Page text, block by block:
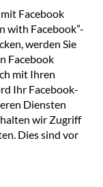
Facebook
with Facebook”-
werden Sie
Facebook
mit Ihren
Ihr Facebook-
Diensten
wir Zugriff
Dies sind vor